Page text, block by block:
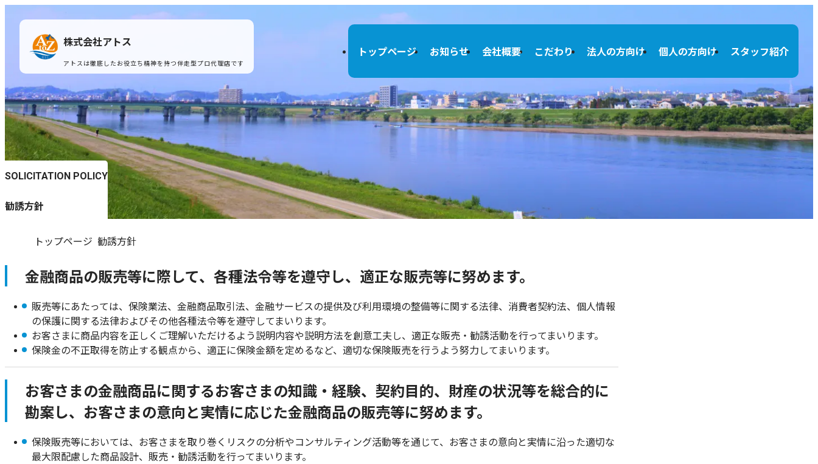
株式会社アトス
アトスは徹底したお役⽴ち精神を持つ伴⾛型プロ代理店です
トップページ お知らせ 会社概要 こだわり 法人の方向け 個人の方向け スタッフ紹介
SOLICITATION POLICY
勧誘方針
トップページ 勧誘方針
金融商品の販売等に際して、各種法令等を遵守し、適正な販売等に努めます。
販売等にあたっては、保険業法、金融商品取引法、金融サービスの提供及び利用環境の整備等に関する法律、消費者契約法、個人情報
の保護に関する法律およびその他各種法令等を遵守してまいります。
お客さまに商品内容を正しくご理解いただけるよう説明内容や説明方法を創意工夫し、適正な販売・勧誘活動を行ってまいります。
保険金の不正取得を防止する観点から、適正に保険金額を定めるなど、適切な保険販売を行うよう努力してまいります。
お客さまの金融商品に関するお客さまの知識・経験、契約目的、財産の状況等を総合的に
勘案し、お客さまの意向と実情に応じた金融商品の販売等に努めます。
保険販売等においては、お客さまを取り巻くリスクの分析やコンサルティング活動等を通じて、お客さまの意向と実情に沿った適切な
最大限配慮した商品設計、販売・勧誘活動を行ってまいります。